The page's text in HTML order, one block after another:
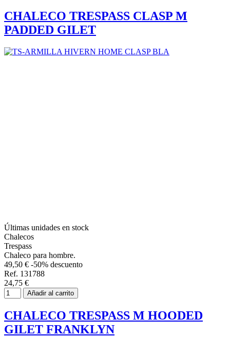
CHALECO TRESPASS CLASP M
PADDED GILET
Últimas unidades en stock
Chalecos
Trespass
Chaleco para hombre.
49,50 € -50% descuento
Ref. 131788
24,75 €
Añadir al carrito
CHALECO TRESPASS M HOODED
GILET FRANKLYN